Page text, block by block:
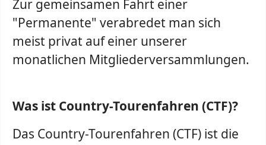
Zur gemeinsamen Fahrt einer
"Permanente" verabredet man sich
meist privat auf einer unserer
monatlichen Mitgliederversammlungen.
Was ist Country-Tourenfahren (CTF)?
Das Country-Tourenfahren (CTF) ist die